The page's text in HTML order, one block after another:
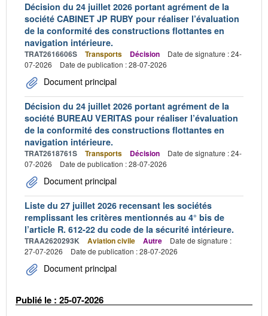
Décision du 24 juillet 2026 portant agrément de la
société CABINET JP RUBY pour réaliser l’évaluation
de la conformité des constructions flottantes en
navigation intérieure.
TRAT2616606S Transports Décision
Date de signature : 24-
07-2026
Date de publication : 28-07-2026
Document principal
Décision du 24 juillet 2026 portant agrément de la
société BUREAU VERITAS pour réaliser l’évaluation
de la conformité des constructions flottantes en
navigation intérieure.
TRAT2618761S Transports Décision
Date de signature : 24-
07-2026
Date de publication : 28-07-2026
Document principal
Liste du 27 juillet 2026 recensant les sociétés
remplissant les critères mentionnés au 4° bis de
l’article R. 612-22 du code de la sécurité intérieure.
TRAA2620293K Aviation civile Autre
Date de signature :
27-07-2026
Date de publication : 28-07-2026
Document principal
Publié le : 25-07-2026